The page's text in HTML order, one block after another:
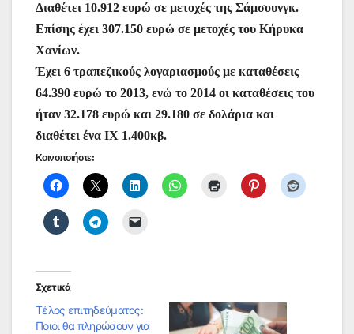
Διαθέτει 10.912 ευρώ σε μετοχές της Σάμσουνγκ.
Επίσης έχει 307.150 ευρώ σε μετοχές του Κήρυκα
Χανίων.
Έχει 6 τραπεζικούς λογαριασμούς με καταθέσεις
64.390 ευρώ το 2013, ενώ το 2014 οι καταθέσεις του
ήταν 32.178 ευρώ και 29.180 σε δολάρια και
διαθέτει ένα ΙΧ 1.400κβ.
Κοινοποιήστε:
Σχετικά
Τέλος επιτηδεύματος:
Ποιοι θα πληρώσουν για